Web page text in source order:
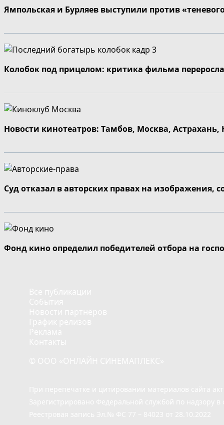
Ямпольская и Бурляев выступили против
Колобок под прицелом: критика фильма
Новости кинотеатров: Тамбов, Москва,
Суд отказал в авторских правах на изображения,
Фонд кино определил победителей отбора на